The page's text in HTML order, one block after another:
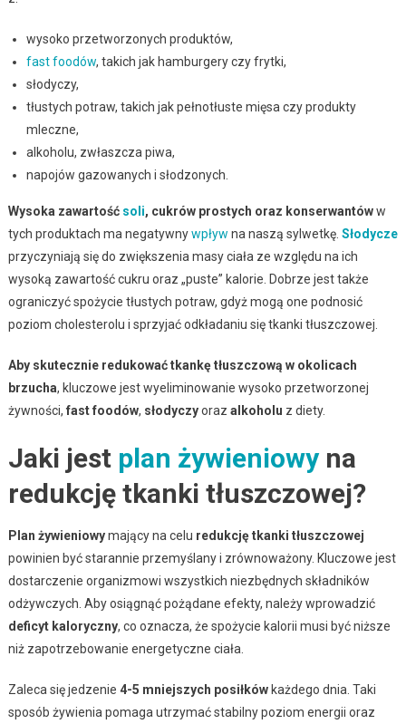
wysoko przetworzonych produktów,
fast foodów, takich jak hamburgery czy frytki,
słodyczy,
tłustych potraw, takich jak pełnotłuste mięsa czy produkty
mleczne,
alkoholu, zwłaszcza piwa,
napojów gazowanych i słodzonych.
Wysoka zawartość soli, cukrów prostych oraz konserwantóww
tych produktach ma negatywnywpływ na naszą sylwetkę. Słodycze
przyczyniają się do zwiększenia masy ciała ze względu na ich
wysoką zawartość cukru oraz „puste” kalorie. Dobrze jest także
ograniczyć spożycie tłustych potraw, gdyż mogą one podnosić
poziom cholesterolu i sprzyjać odkładaniu się tkanki tłuszczowej.
Aby skutecznie redukować tkankę tłuszczową w okolicach
brzucha, kluczowe jest wyeliminowanie wysoko przetworzonej
żywności, fast foodów, słodyczyoraz alkoholu z diety.
Jaki jest plan żywieniowyna
redukcję tkanki tłuszczowej?
Plan żywieniowymający na celu redukcję tkanki tłuszczowej
powinien być starannie przemyślany i zrównoważony. Kluczowe jest
dostarczenie organizmowi wszystkich niezbędnych składników
odżywczych. Aby osiągnąć pożądane efekty, należy wprowadzić
deficyt kaloryczny, co oznacza, że spożycie kalorii musi być niższe
niż zapotrzebowanie energetyczne ciała.
Zaleca się jedzenie 4-5 mniejszych posiłkówkażdego dnia. Taki
sposób żywienia pomaga utrzymać stabilny poziom energii oraz